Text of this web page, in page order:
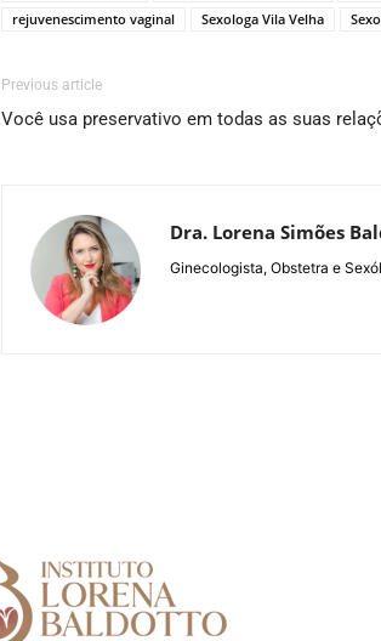
rejuvenescimento vaginal
Sexologa Vila Velha
Previous article
Você usa preservativo em todas as suas
Dra. Lorena Simões
Ginecologista, Obstetra e